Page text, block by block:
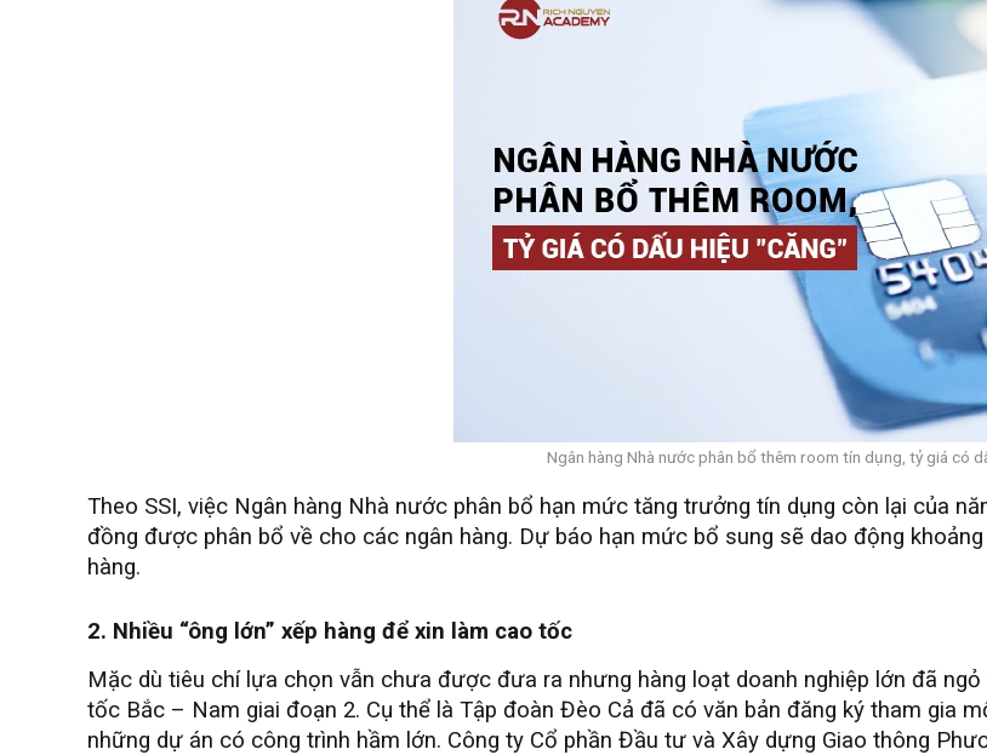
Ngân hàng Nhà nước phân bổ thêm room tín dụng, tỷ giá có
Theo SSI, việc Ngân hàng Nhà nước phân bổ hạn mức tăng trưởng tín dụng còn lại của
đồng được phân bổ về cho các ngân hàng. Dự báo hạn mức bổ sung sẽ dao động
hàng.
2. Nhiều “ông lớn” xếp hàng để xin làm cao tốc
Mặc dù tiêu chí lựa chọn vẫn chưa được đưa ra nhưng hàng loạt doanh nghiệp lớn đã
tốc Bắc – Nam giai đoạn 2. Cụ thể là Tập đoàn Đèo Cả đã có văn bản đăng ký tham gia
những dự án có công trình hầm lớn. Công ty Cổ phần Đầu tư và Xây dựng Giao thông